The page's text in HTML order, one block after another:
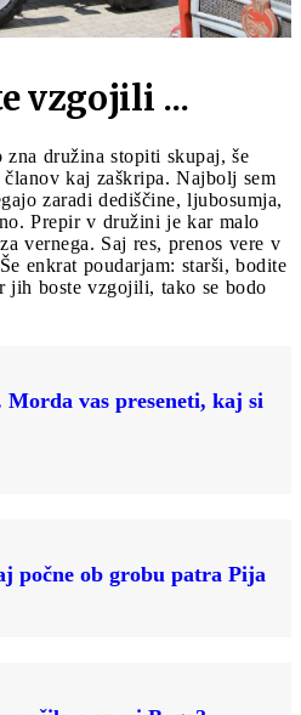
vzgojili ...
družina stopiti skupaj, še
kaj zaškripa. Najbolj sem
zaradi dediščine, ljubosumja,
Prepir v družini je kar malo
vernega. Saj res, prenos vere v
enkrat poudarjam: starši, bodite
boste vzgojili, tako se bodo
Morda vas preseneti, kaj si
počne ob grobu patra Pija